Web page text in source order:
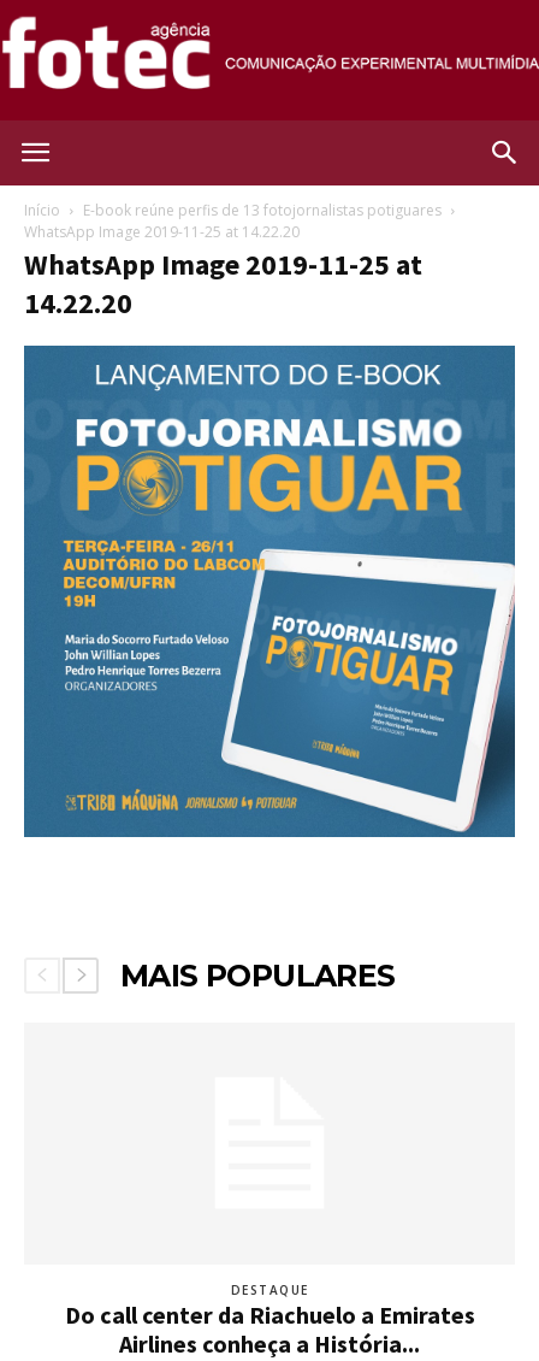
Fotec
Início
E-book reúne perfis de 13 fotojornalistas potiguares
WhatsApp Image 2019-11-25 at 14.22.20
WhatsApp Image 2019-11-25 at
14.22.20
MAIS POPULARES
DESTAQUE
Do call center da Riachuelo a Emirates
Airlines conheça a História...